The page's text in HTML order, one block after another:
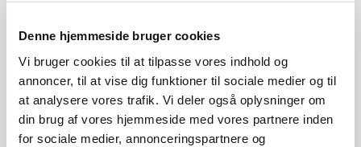
Denne hjemmeside bruger cookies
Vi bruger cookies til at tilpasse vores indhold og
annoncer, til at vise dig funktioner til sociale medier og til
at analysere vores trafik. Vi deler også oplysninger om
din brug af vores hjemmeside med vores partnere inden
for sociale medier, annonceringspartnere og
Forlængerstang
199,-
Nylonbørste til
buskrydder
199,-